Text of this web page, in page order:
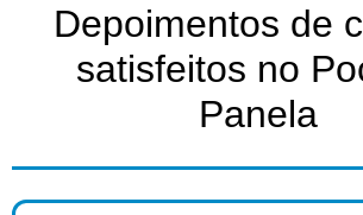
Depoimentos de
satisfeitos no
Panela ​